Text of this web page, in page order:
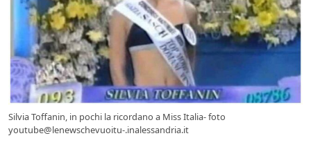
Silvia Toffanin, in pochi la ricordano a Miss Italia- foto
youtube@lenewschevuoitu-.inalessandria.it